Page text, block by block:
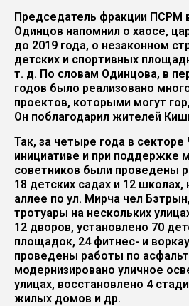
Председатель фракции ПСРМ
Одинцов напомнил о хаосе,
до 2019 года, о незаконном
детских и спортивных
т. д. По словам Одинцова, в
годов было реализовано
проектов, которыми могут
Он поблагодарил жителей
Так, за четыре года в секторе
инициативе и при поддержке
советников были проведены
18 детских садах и 12
аллее по ул. Мирча чел
тротуары на нескольких
12 дворов, установлено 70
площадок, 24 фитнес- и
проведены работы по
модернизировано уличное
улицах, восстановлено 4
жилых домов и др.